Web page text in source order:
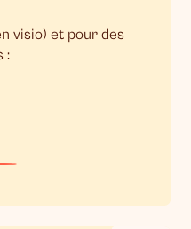
visio) et pour des
: